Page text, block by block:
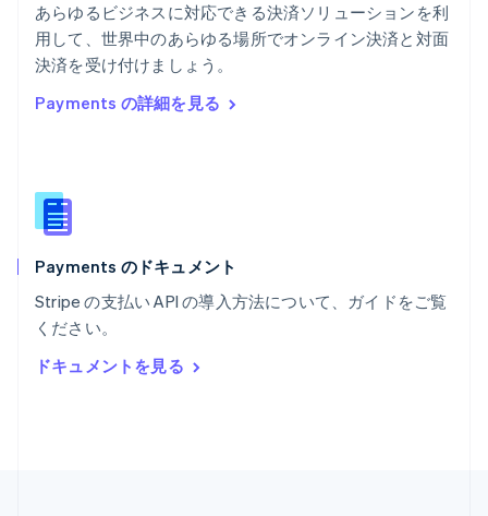
あらゆるビジネスに対応できる決済ソリューションを利
用して、世界中のあらゆる場所でオンライン決済と対面
決済を受け付けましょう。
Payments の詳細を見る
Payments のドキュメント
Stripe の支払い API の導入方法について、ガイドをご覧
ください。
ドキュメントを見る
English
ポルトガル
PortuguêsEnglish
English
Español
ラトビア
リトアニア
リヒテンシュタイン
Deutsch
ルーマニア
English